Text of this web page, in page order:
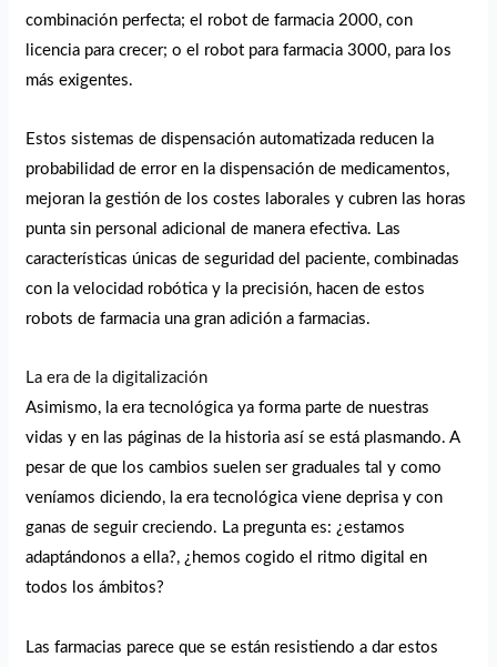
combinación perfecta; el robot de farmacia 2000, con
licencia para crecer; o el robot para farmacia 3000, para los
más exigentes.
Estos sistemas de dispensación automatizada reducen la
probabilidad de error en la dispensación de medicamentos,
mejoran la gestión de los costes laborales y cubren las horas
punta sin personal adicional de manera efectiva. Las
características únicas de seguridad del paciente, combinadas
con la velocidad robótica y la precisión, hacen de estos
robots de farmacia una gran adición a farmacias.
La era de la digitalización
Asimismo, la era tecnológica ya forma parte de nuestras
vidas y en las páginas de la historia así se está plasmando. A
pesar de que los cambios suelen ser graduales tal y como
veníamos diciendo, la era tecnológica viene deprisa y con
ganas de seguir creciendo. La pregunta es: ¿estamos
adaptándonos a ella?, ¿hemos cogido el ritmo digital en
todos los ámbitos?
Las farmacias parece que se están resistiendo a dar estos